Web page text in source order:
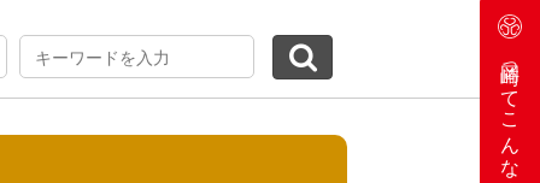
岡崎ってこんなまち